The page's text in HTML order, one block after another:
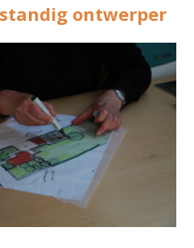
ontwerper